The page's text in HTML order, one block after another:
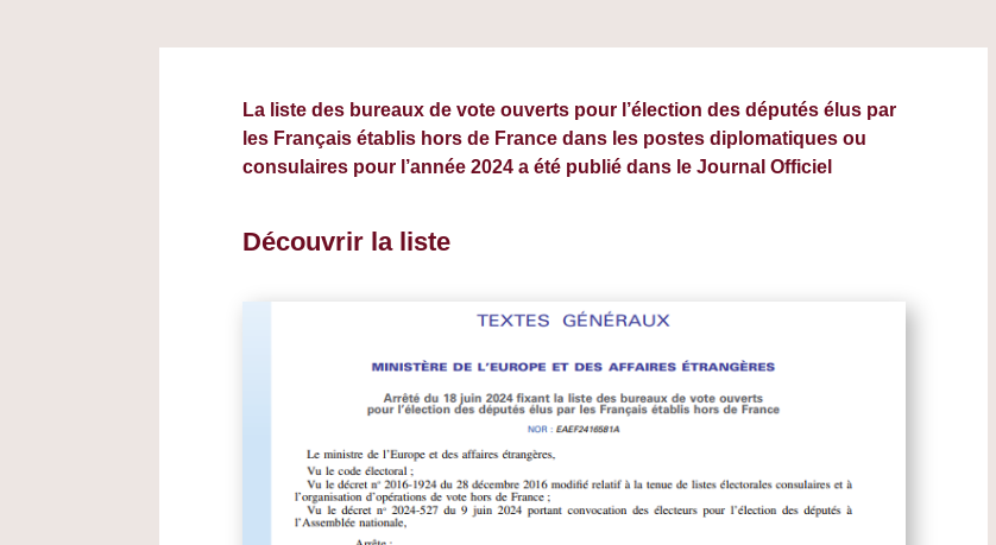
La liste des bureaux de vote ouverts pour l’élection des députés élus par
les Français établis hors de France dans les postes diplomatiques ou
consulaires pour l’année 2024 a été publié dans le Journal Officiel
Découvrir la liste